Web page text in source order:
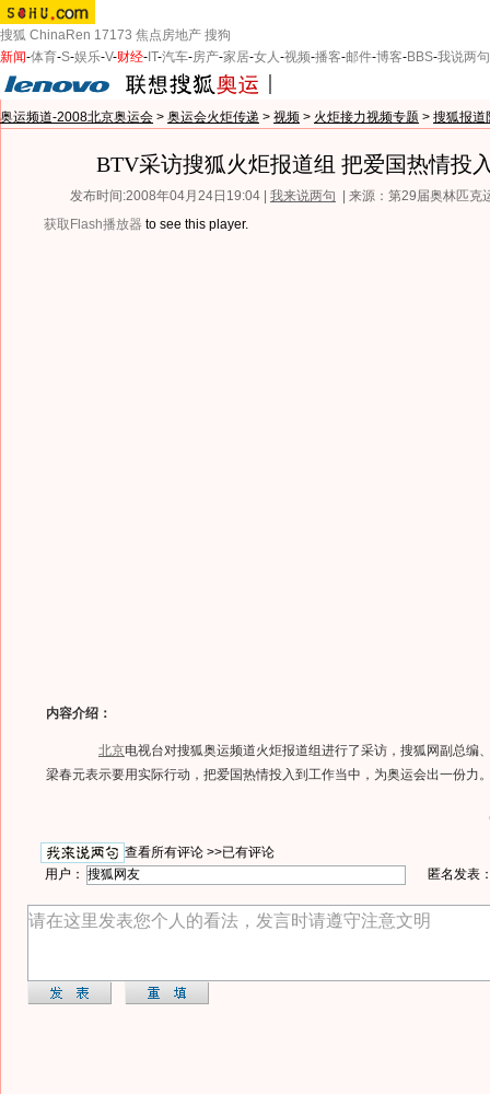
搜狐 ChinaRen 17173 焦点房地产 搜狗
新闻-体育-S-娱乐-V-财经- IT-汽车-房产-家居-女人-视频-播客-邮件-博客-BBS-我说两句
奥运频道-2008北京奥运会 > 奥运会火炬传递 > 视频 > 火炬接力视频专题 > 搜狐报道
BTV采访搜狐火炬报道组 把爱国热情投
发布时间:2008年04月24日19:04 | 我来说两句
| 来源：第29届奥林匹克
获取Flash播放器 to see this player.
内容介绍：
北京电视台对搜狐奥运频道火炬报道组进行了采访，搜狐网副总编
梁春元表示要用实际行动，把爱国热情投入到工作当中，为奥运会出一份力
查看所有评论 >>已有评论
用户：
匿名发表